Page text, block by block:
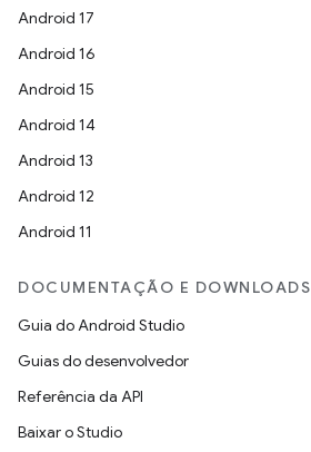
Android 17
Android 16
Android 15
Android 14
Android 13
Android 12
Android 11
DOCUMENTAÇÃO E DOWNLOADS
Guia do Android Studio
Guias do desenvolvedor
Referência da API
Baixar o Studio